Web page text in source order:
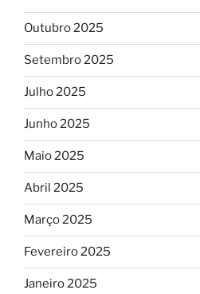
Outubro 2025
Setembro 2025
Julho 2025
Junho 2025
Maio 2025
Abril 2025
Março 2025
Fevereiro 2025
Janeiro 2025